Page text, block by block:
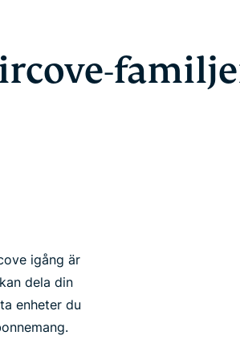
igång är
dela din
enheter du